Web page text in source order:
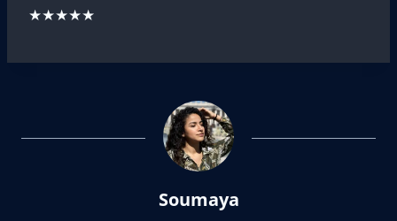
★★★★★
Soumaya